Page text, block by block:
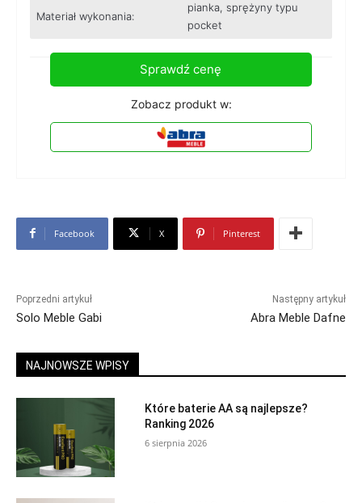
Materiał wykonania:
pianka, sprężyny typu
pocket
Sprawdź cenę
Zobacz produkt w:
Facebook X Pinterest
Poprzedni artykuł
Solo Meble Gabi
Następny artykuł
Abra Meble Dafne
NAJNOWSZE WPISY
Które baterie AA są najlepsze?
Ranking 2026
6 sierpnia 2026